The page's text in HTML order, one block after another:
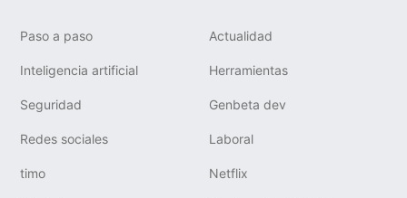
Paso a paso Actualidad
Inteligencia artificial Herramientas
Seguridad Genbeta dev
Redes sociales Laboral
timo Netflix